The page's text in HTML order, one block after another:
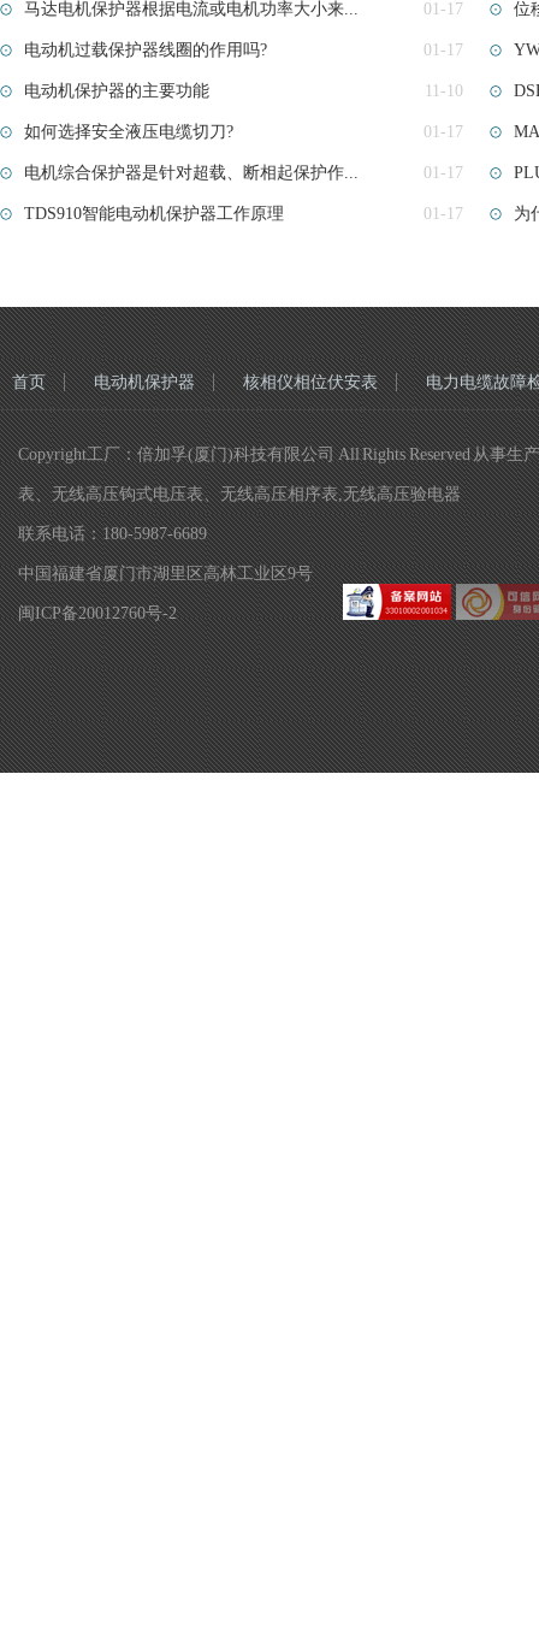
马达电机保护器根据电流或电机功率大小来... 01-17
电动机过载保护器线圈的作用吗? 01-17
电动机保护器的主要功能 11-10
如何选择安全液压电缆切刀? 01-17
电机综合保护器是针对超载、断相起保护作... 01-17
TDS910智能电动机保护器工作原理 01-17
位
为
首页 电动机保护器 核相仪相位伏安表 电力电缆故障
Copyright工厂：倍加孚(厦门)科技有限公司 All Rights Reserved 从事
表、无线高压钩式电压表、无线高压相序表,无线高压验电器
联系电话：180-5987-6689
中国福建省厦门市湖里区高林工业区9号
闽ICP备20012760号-2